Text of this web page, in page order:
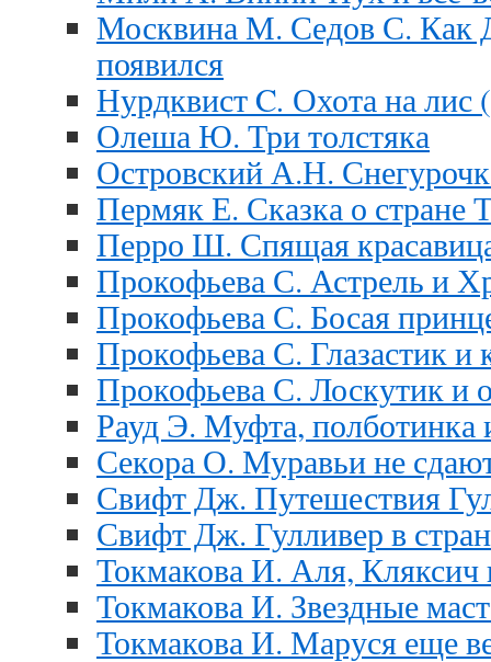
Москвина М. Седов С. Как
появился
Нурдквист C. Охота на лис
Олеша Ю. Три толстяка
Островский А.Н.
Пермяк Е. Сказка о стране
Перро Ш. Спящая
Прокофьева С. Астрель и
Прокофьева С. Босая
Прокофьева С. Глазастик
Прокофьева С. Лоскутик и
Рауд Э. Муфта, полботинка
Секора О. Муравьи не
Свифт Дж. Путешествия
Свифт Дж. Гулливер в
Токмакова И. Аля, Кляксич
Токмакова И. Звездные
Токмакова И. Маруся еще